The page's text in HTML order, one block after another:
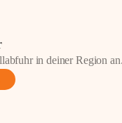
in deiner Region